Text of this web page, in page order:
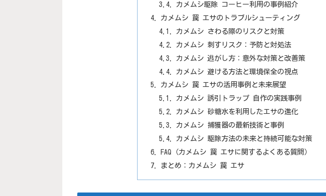
カメムシ駆除 コーヒー利用の事例紹介
カメムシ 罠 エサのトラブルシューティング
カメムシ さわる際のリスクと対策
カメムシ 刺すリスク：予防と対処法
カメムシ 逃がし方：意外な対策と改善策
カメムシ 避ける方法と環境保全の視点
カメムシ 罠 エサの活用事例と未来展望
カメムシ 誘引トラップ 自作の実践事例
カメムシ 砂糖水を利用したエサの進化
カメムシ 捕獲器の最新技術と事例
カメムシ 駆除方法の未来と持続可能な対策
FAQ（カメムシ 罠 エサに関するよくある質問）
まとめ：カメムシ 罠 エサ